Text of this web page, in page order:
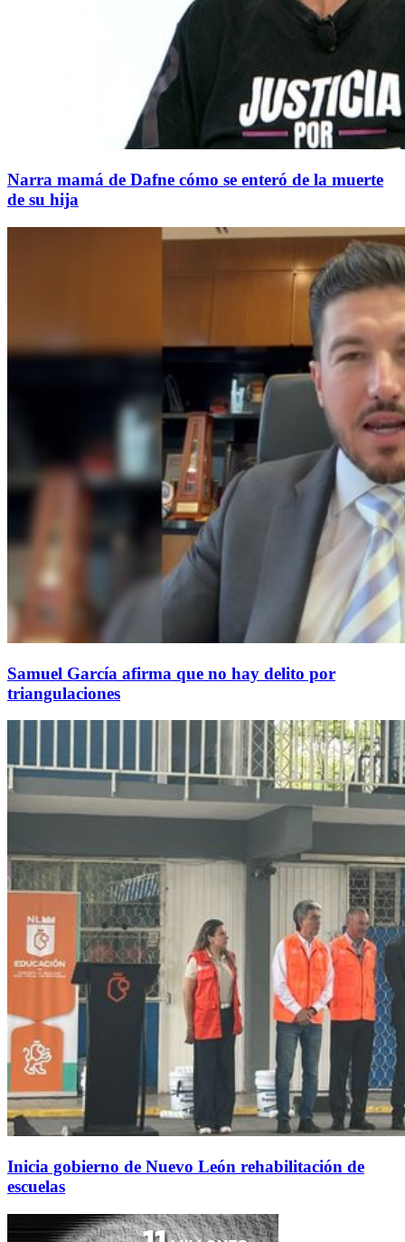
Narra mamá de Dafne cómo se enteró de la muerte
de su hija
Samuel García afirma que no hay delito por
triangulaciones
Inicia gobierno de Nuevo León rehabilitación de
escuelas